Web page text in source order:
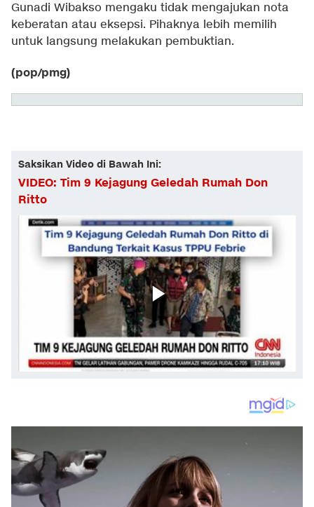
Gunadi Wibakso mengaku tidak mengajukan nota
keberatan atau eksepsi. Pihaknya lebih memilih
untuk langsung melakukan pembuktian.
(pop/pmg)
Saksikan Video di Bawah Ini:
VIDEO: Tim 9 Kejagung Geledah Rumah Don
Ritto